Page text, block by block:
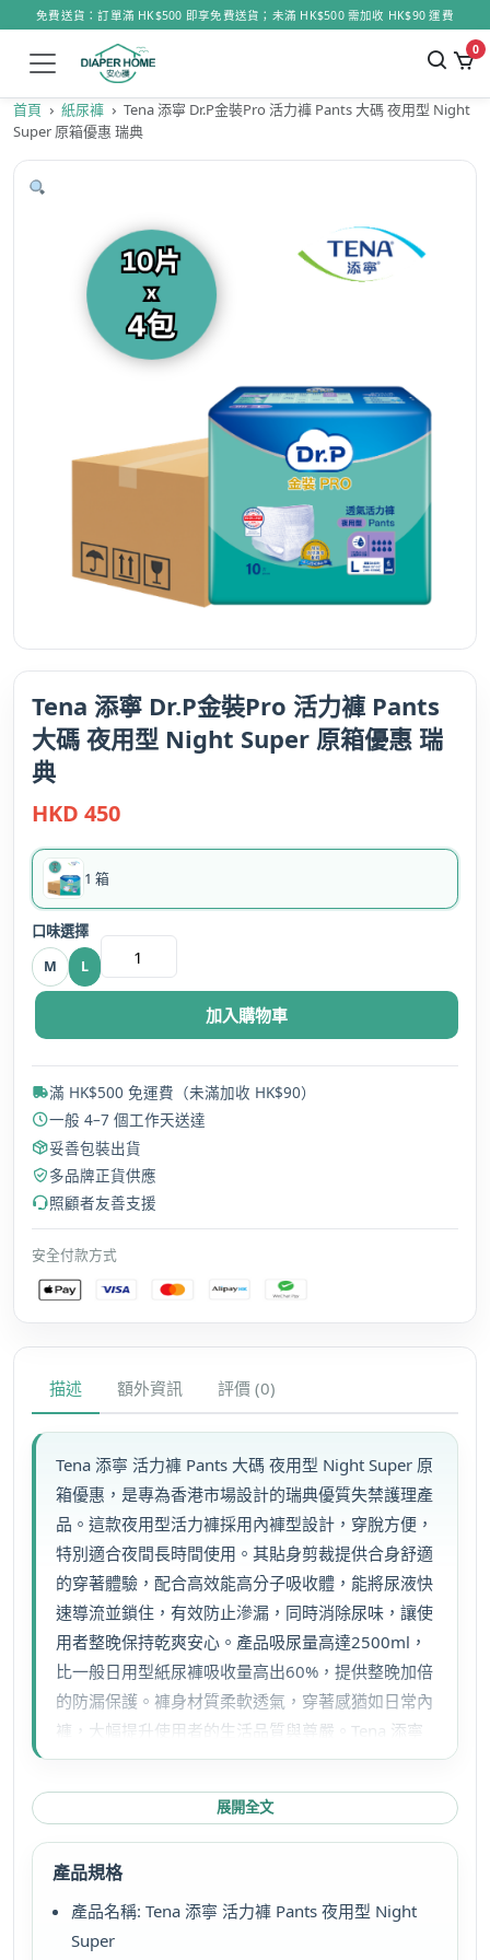
免費送貨：訂單滿 HK$500 即享免費送貨；未滿 HK$500 需加收 HK$90 運費
0
首頁 紙尿褲
Tena 添寧 Dr.P金裝Pro 活力褲 Pants 大碼 夜用型 Night
Super 原箱優惠 瑞典
Tena 添寧 Dr.P金裝Pro 活力褲 Pants
大碼 夜用型 Night Super 原箱優惠 瑞
典
HKD 450
1 箱
口味選擇
M L 添
Pro
活
力
褲
Pants
大
碼
夜
型
Super
原
優
惠
瑞
典
數
量
加入購物車
滿 HK$500 免運費（未滿加收 HK$90）
一般 4–7 個工作天送達
妥善包裝出貨
多品牌正貨供應
照顧者友善支援
安全付款方式
描述 額外資訊 評價 (0)
Tena 添寧 活力褲 Pants 大碼 夜用型 Night Super 原
箱優惠，是專為香港市場設計的瑞典優質失禁護理產
品。這款夜用型活力褲採用內褲型設計，穿脫方便，
特別適合夜間長時間使用。其貼身剪裁提供合身舒適
的穿著體驗，配合高效能高分子吸收體，能將尿液快
速導流並鎖住，有效防止滲漏，同時消除尿味，讓使
用者整晚保持乾爽安心。產品吸尿量高達2500ml，
比一般日用型紙尿褲吸收量高出60%，提供整晚加倍
的防漏保護。褲身材質柔軟透氣，穿著感猶如日常內
褲，大幅提升使用者的生活品質與尊嚴。Tena 添寧
作為國際知名品牌，其香港官方網站提供完整的產品
資訊與本地支援服務。
展開全文
產品規格
產品名稱: Tena 添寧 活力褲 Pants 夜用型 Night
Super